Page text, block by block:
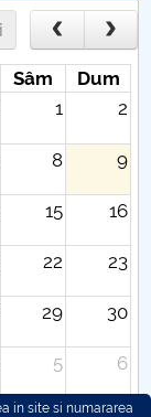
Sâm
Dum
1 2
8 9
15 16
22 23
29 30
5 6
in site si numararea